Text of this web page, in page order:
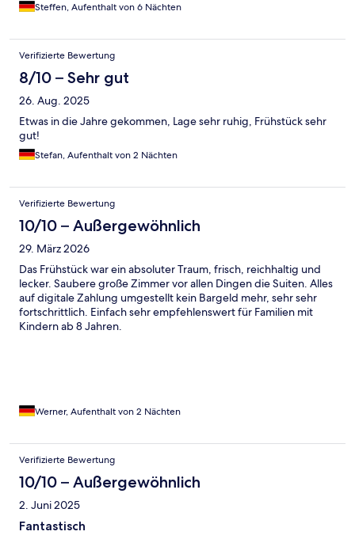
Steffen, Aufenthalt von 6 Nächten
Verifizierte Bewertung
8/10 – Sehr gut
26. Aug. 2025
Etwas in die Jahre gekommen, Lage sehr ruhig, Frühstück sehr
gut!
Stefan, Aufenthalt von 2 Nächten
Verifizierte Bewertung
10/10 – Außergewöhnlich
29. März 2026
Das Frühstück war ein absoluter Traum, frisch, reichhaltig und
lecker. Saubere große Zimmer vor allen Dingen die Suiten. Alles
auf digitale Zahlung umgestellt kein Bargeld mehr, sehr sehr
fortschrittlich. Einfach sehr empfehlenswert für Familien mit
Kindern ab 8 Jahren.
Werner, Aufenthalt von 2 Nächten
Verifizierte Bewertung
10/10 – Außergewöhnlich
2. Juni 2025
Fantastisch